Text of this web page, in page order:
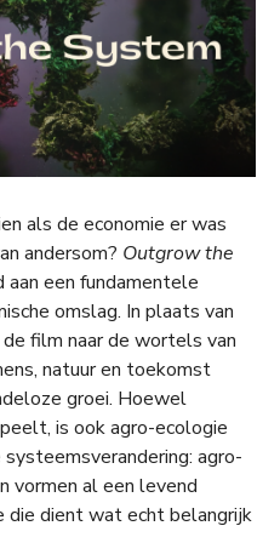
als de economie er was
andersom? Outgrow the
een fundamentele
omslag. In plaats van
film naar de wortels van
natuur en toekomst
groei. Hoewel
is ook agro-ecologie
agro-
vormen al een levend
die dient wat echt belangrijk